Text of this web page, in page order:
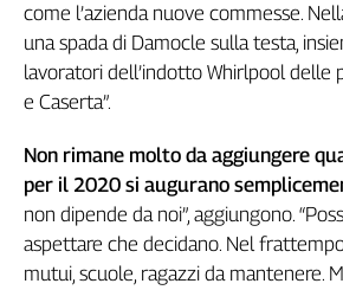
Emilia-
Romagna
Friuli
Venezia
Lazio
Liguria
Lombardia
Marche
Piemonte
come l’azienda nuove commesse.
una spada di Damocle sulla testa,
lavoratori dell’indotto Whirlpool delle
e Caserta”.
Non rimane molto da aggiungere
per il 2020 si augurano
non dipende da noi”, aggiungono.
aspettare che decidano. Nel
mutui, scuole, ragazzi da mantenere.